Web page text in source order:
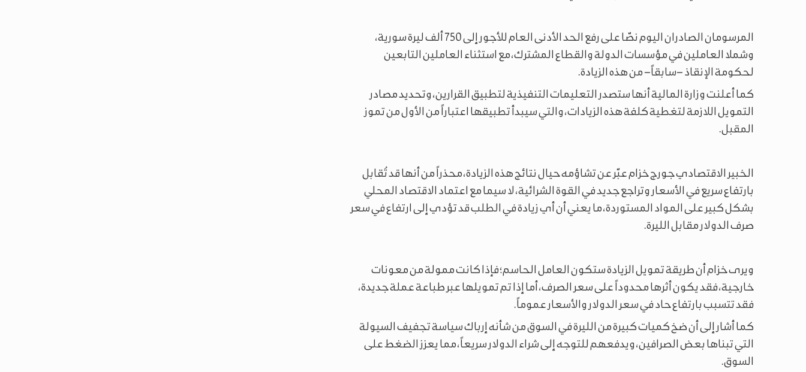
المرسومان الصادران اليوم نصّا على رفع الحد الأدنى العام للأجور إلى 750 ألف ليرة سورية،
وشملا العاملين في مؤسسات الدولة والقطاع المشترك، مع استثناء العاملين التابعين
لحكومة الإنقاذ –سابقاً– من هذه الزيادة.
كما أعلنت وزارة المالية أنها ستصدر التعليمات التنفيذية لتطبيق القرارين، وتحديد مصادر
التمويل اللازمة لتغطية كلفة هذه الزيادات، والتي سيبدأ تطبيقها اعتباراً من الأول من تموز
المقبل.
الخبير الاقتصادي جورج خزام عبّر عن تشاؤمه حيال نتائج هذه الزيادة، محذراً من أنها قد تُقابل
بارتفاع سريع في الأسعار وتراجع جديد في القوة الشرائية، لا سيما مع اعتماد الاقتصاد المحلي
بشكل كبير على المواد المستوردة، ما يعني أن أي زيادة في الطلب قد تؤدي إلى ارتفاع في سعر
صرف الدولار مقابل الليرة.
ويرى خزام أن طريقة تمويل الزيادة ستكون العامل الحاسم؛ فإذا كانت ممولة من معونات
خارجية، فقد يكون أثرها محدوداً على سعر الصرف، أما إذا تم تمويلها عبر طباعة عملة جديدة،
فقد تتسبب بارتفاع حاد في سعر الدولار والأسعار عموماً.
كما أشار إلى أن ضخ كميات كبيرة من الليرة في السوق من شأنه إرباك سياسة تجفيف السيولة
التي تبناها بعض الصرافين، ويدفعهم للتوجه إلى شراء الدولار سريعاً، مما يعزز الضغط على
السوق.